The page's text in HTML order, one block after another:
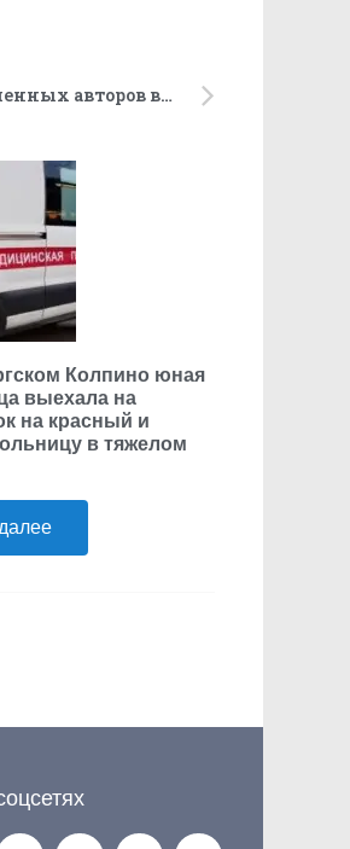
Книги Мединского, Прилепина и других современных авторов впервые вошли в программу внеклассного чтения
Колпино юная
выехала на
на красный и
в тяжелом